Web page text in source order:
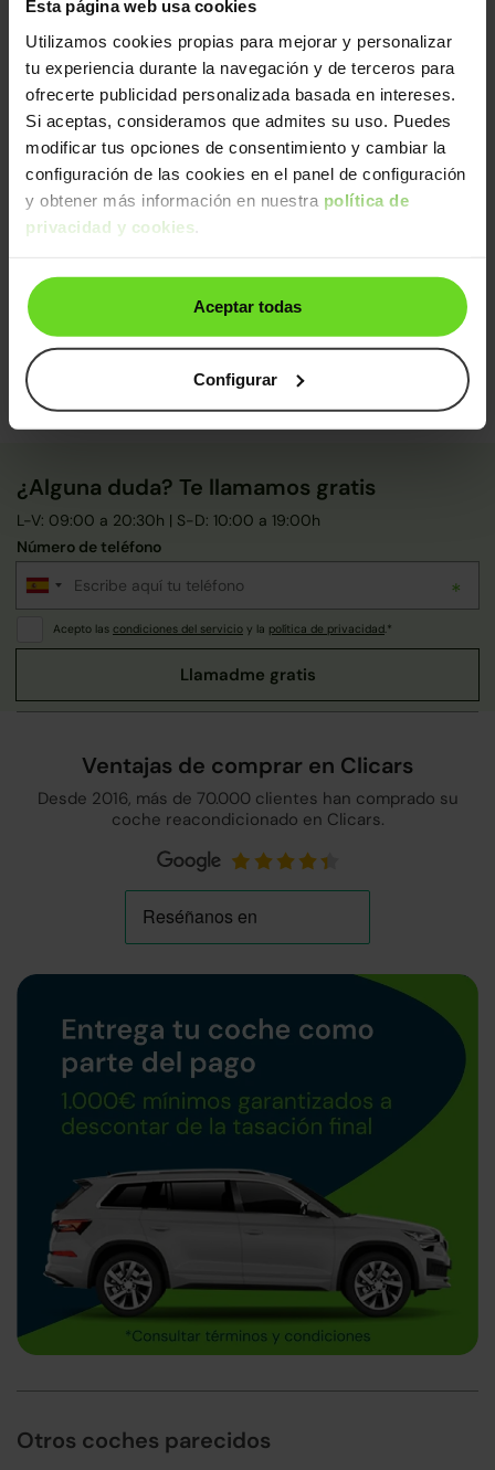
Esta página web usa cookies
Utilizamos cookies propias para mejorar y personalizar
tu experiencia durante la navegación y de terceros para
ofrecerte publicidad personalizada basada en intereses.
Si aceptas, consideramos que admites su uso. Puedes
modificar tus opciones de consentimiento y cambiar la
configuración de las cookies en el panel de configuración
y obtener más información en nuestra política de
privacidad y cookies
Aceptar todas
Configurar
únicas en España, aplicando los más altos estándares
de calidad.
Sin daños estructurales certificados, libre de
cargas y kilometraje garantizado
Diagnosis avanzada
Mecánica impecable (con sustitución de piezas
clave)
Control final de calidad y seguridad
De un equipo de+250 expertos
Certificado: Luis Ernesto
¿Alguna duda? Te llamamos gratis
L-V: 09:00 a 20:30h | S-D: 10:00 a 19:00h
Número de teléfono
Acepto las condiciones del servicio y la política de privacidad.*
Ventajas de comprar en Clicars
Desde 2016, más de 70.000 clientes han comprado su
coche reacondicionado en Clicars.
Otros coches parecidos